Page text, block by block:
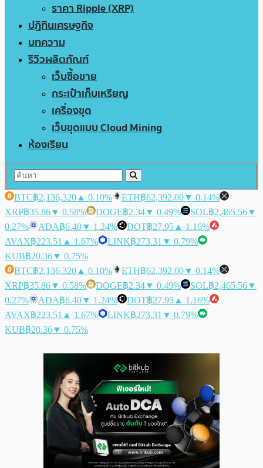
ราคา Ripple (XRP)
ปฏิทินเศรษฐกิจ
บทความ
รีวิวผลิตภัณฑ์
เว็บซื้อขาย
กระเป๋าเก็บเหรียญ
เครื่องขุด
เว็บขุดแบบ Cloud Mining
ห้องเรียน
BTC฿2,136,320 ▲ 0.10% ETH฿62,392.00▼ 0.14%
XRP฿35.86▼ 0.58% DOGE฿2.34▼ 0.49% SOL฿2,465.56▼
0.27%
ADA฿6.40▼ 1.24% DOT฿27.95 ▲ 1.16%
AVAX฿223.51 ▲ 1.67% LINK฿273.31 ▼ 0.79%
KUB฿20.36▼ 0.75%
BTC฿2,136,320 ▲ 0.10% ETH฿62,392.00▼ 0.14%
XRP฿35.86▼ 0.58% DOGE฿2.34▼ 0.49% SOL฿2,465.56▼
0.27%
ADA฿6.40▼ 1.24% DOT฿27.95 ▲ 1.16%
AVAX฿223.51 ▲ 1.67% LINK฿273.31 ▼ 0.79%
KUB฿20.36▼ 0.75%